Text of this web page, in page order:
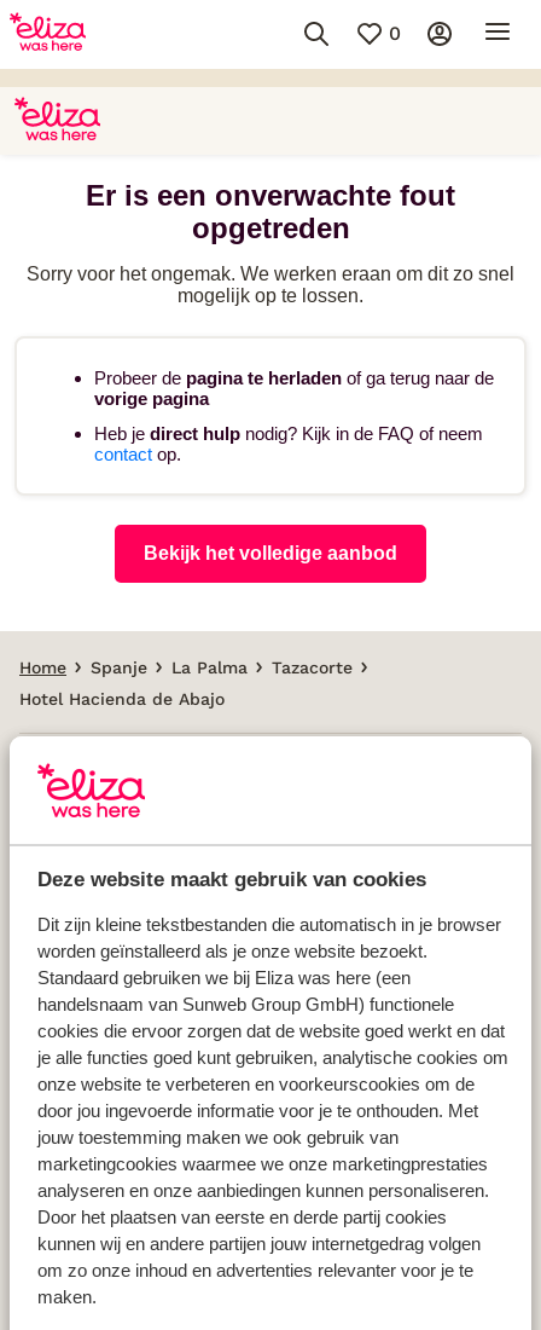
Deze website maakt gebruik van cookies
Dit zijn kleine tekstbestanden die automatisch in je browser
worden geïnstalleerd als je onze website bezoekt.
Standaard gebruiken we bij Eliza was here (een
handelsnaam van Sunweb Group GmbH) functionele
cookies die ervoor zorgen dat de website goed werkt en dat
je alle functies goed kunt gebruiken, analytische cookies om
onze website te verbeteren en voorkeurscookies om de
door jou ingevoerde informatie voor je te onthouden. Met
jouw toestemming maken we ook gebruik van
marketingcookies waarmee we onze marketingprestaties
analyseren en onze aanbiedingen kunnen personaliseren.
Door het plaatsen van eerste en derde partij cookies
kunnen wij en andere partijen jouw internetgedrag volgen
om zo onze inhoud en advertenties relevanter voor je te
maken.
0
Er is een onverwachte fout
opgetreden
Sorry voor het ongemak. We werken eraan om dit zo snel
mogelijk op te lossen.
Probeer de pagina te herladen of ga terug naar de
vorige pagina
Heb je direct hulp nodig? Kijk in de FAQ of neem
contact op.
Bekijk het volledige aanbod
Home Spanje La Palma
Tazacorte
Hotel Hacienda de Abajo
Vakantie Griekenland
Vakantie Spanje
Vakantie Italië
Vakantie Portugal
Populaire regio's
Vakantie Kreta
Vakantie Zakynthos
Vakantie Andalusië
Vakantie Algarve
Type vakantie